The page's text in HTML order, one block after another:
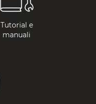
Tutorial e
manuali